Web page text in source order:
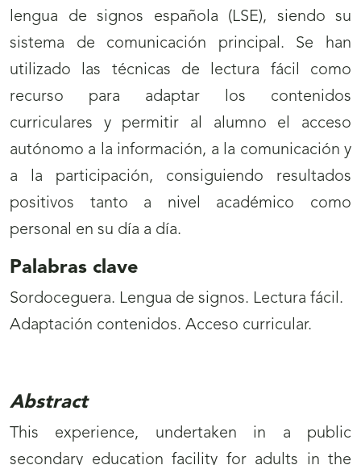
lengua de signos española (LSE), siendo su
sistema de comunicación principal. Se han
utilizado las técnicas de lectura fácil como
recurso para adaptar los contenidos
curriculares y permitir al alumno el acceso
autónomo a la información, a la comunicación y
a la participación, consiguiendo resultados
positivos tanto a nivel académico como
personal en su día a día.
Palabras clave
Sordoceguera. Lengua de signos. Lectura fácil.
Adaptación contenidos. Acceso curricular.
Abstract
This experience, undertaken in a public
secondary education facility for adults in the